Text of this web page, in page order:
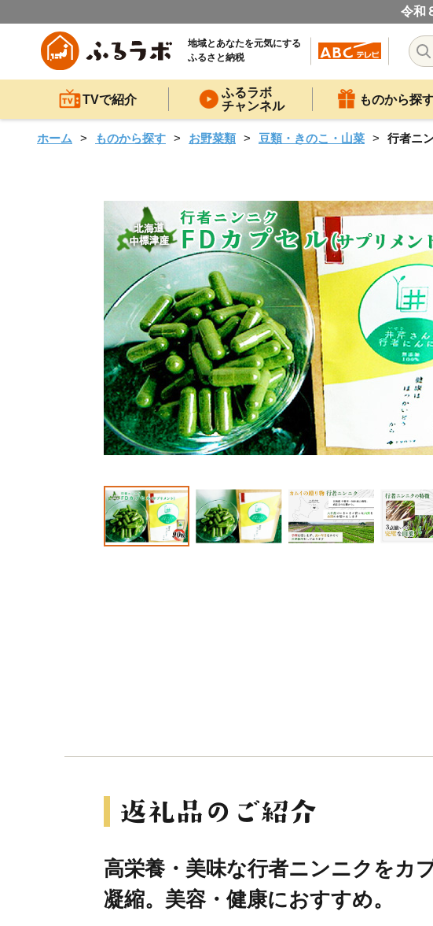
令和
地域とあなたを元気にする
ふるさと納税
TVで紹介
ふるラボ
チャンネル
ものから探
ホーム ものから探す お野菜類 豆類・きのこ・山菜 行者ニ
高栄養・美味な行者ニンニクをカ
凝縮。美容・健康におすすめ。